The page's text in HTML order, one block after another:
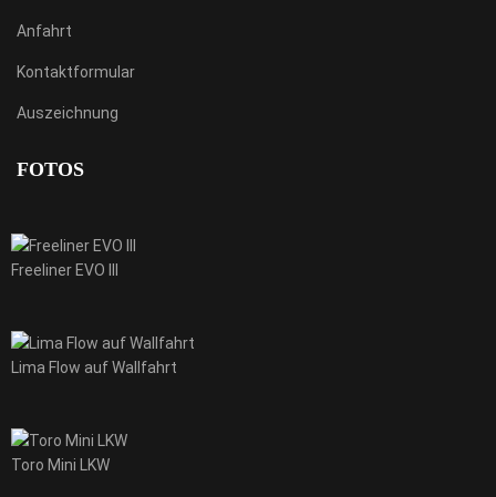
Anfahrt
Kontaktformular
Auszeichnung
FOTOS
Freeliner EVO III
Lima Flow auf Wallfahrt
Toro Mini LKW